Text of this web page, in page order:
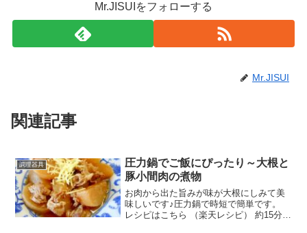
Mr.JISUIをフォローする
Mr.JISUI
関連記事
調理器具
圧力鍋でご飯にぴったり～大根と
豚小間肉の煮物
お肉から出た旨みが味が大根にしみて美
味しいです♪圧力鍋で時短で簡単です。
レシピはこちら （楽天レシピ） 約15分